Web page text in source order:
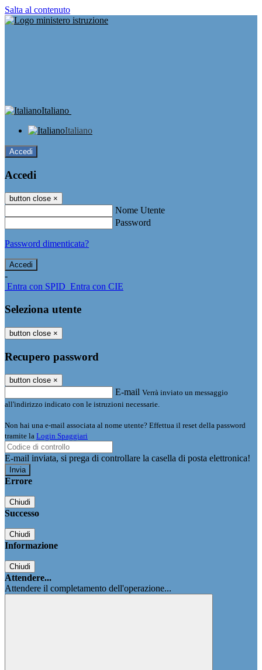
Salta al contenuto
Italiano
Italiano
Accedi
Accedi
button close ×
Nome Utente
Password
Password dimenticata?
-
Entra con SPID Entra con CIE
Seleziona utente
button close ×
Recupero password
button close ×
E-mail Verrà inviato un messaggio
all'indirizzo indicato con le istruzioni necessarie.
Non hai una e-mail associata al nome utente? Effettua il reset della password
tramite la Login Spaggiari
E-mail inviata, si prega di controllare la casella di posta elettronica!
Errore
Chiudi
Successo
Chiudi
Informazione
Chiudi
Attendere...
Attendere il completamento dell'operazione...